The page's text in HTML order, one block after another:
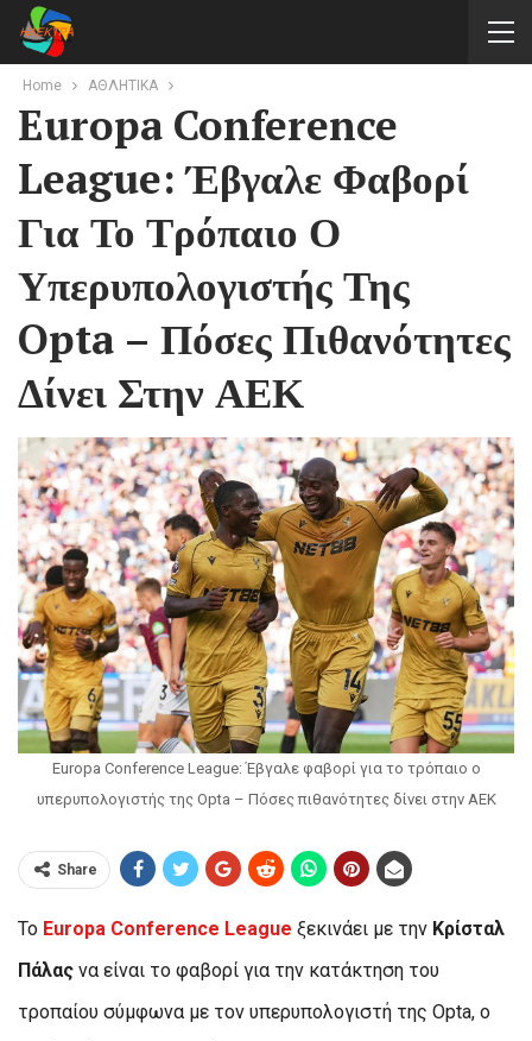
Home ΑΘΛΗΤΙΚΑ
Europa Conference
League: Έβγαλε Φαβορί
Για Το Τρόπαιο Ο
Υπερυπολογιστής Της
Opta – Πόσες Πιθανότητες
Δίνει Στην ΑΕΚ
Europa Conference League: Έβγαλε φαβορί για το τρόπαιο ο
υπερυπολογιστής της Opta – Πόσες πιθανότητες δίνει στην ΑΕΚ
Share
Το Europa Conference League ξεκινάει με την Κρίσταλ
Πάλας να είναι το φαβορί για την κατάκτηση του
τροπαίου σύμφωνα με τον υπερυπολογιστή της Opta, ο